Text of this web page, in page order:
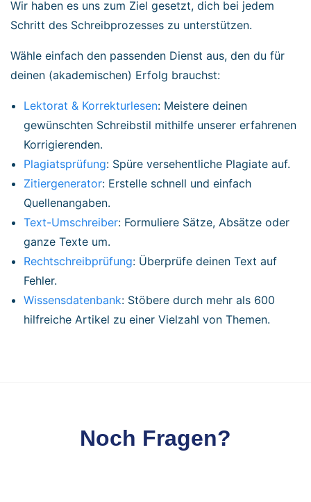
Wir haben es uns zum Ziel gesetzt, dich bei jedem
Schritt des Schreibprozesses zu unterstützen.
Wähle einfach den passenden Dienst aus, den du für
deinen (akademischen) Erfolg brauchst:
Lektorat & Korrekturlesen: Meistere deinen
gewünschten Schreibstil mithilfe unserer erfahrenen
Korrigierenden.
Plagiatsprüfung: Spüre versehentliche Plagiate auf.
Zitiergenerator: Erstelle schnell und einfach
Quellenangaben.
Text-Umschreiber: Formuliere Sätze, Absätze oder
ganze Texte um.
Rechtschreibprüfung: Überprüfe deinen Text auf
Fehler.
Wissensdatenbank: Stöbere durch mehr als 600
hilfreiche Artikel zu einer Vielzahl von Themen.
Noch Fragen?